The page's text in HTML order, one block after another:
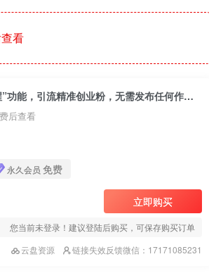
看
利用视频号“系统强提醒”功能，引流精准创业粉，无需发布任何作品，单人日引流300+精准创业粉
后查看
永久会员 免费
立即购买
您当前未登录！建议登陆后购买，可保存购买订单
云盘资源
链接失效反馈微信：17171085231